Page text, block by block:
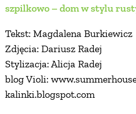
szpilkowo – dom w stylu
Tekst: Magdalena Burkiewicz
Zdjęcia: Dariusz Radej
Stylizacja: Alicja Radej
blog Violi:
kalinki.blogspot.com